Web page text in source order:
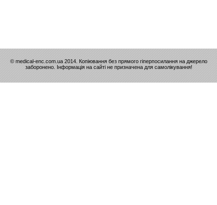
© medical-enc.com.ua 2014. Копіювання без прямого гіперпосилання на джерело
заборонено. Інформація на сайті не призначена для самолікування!